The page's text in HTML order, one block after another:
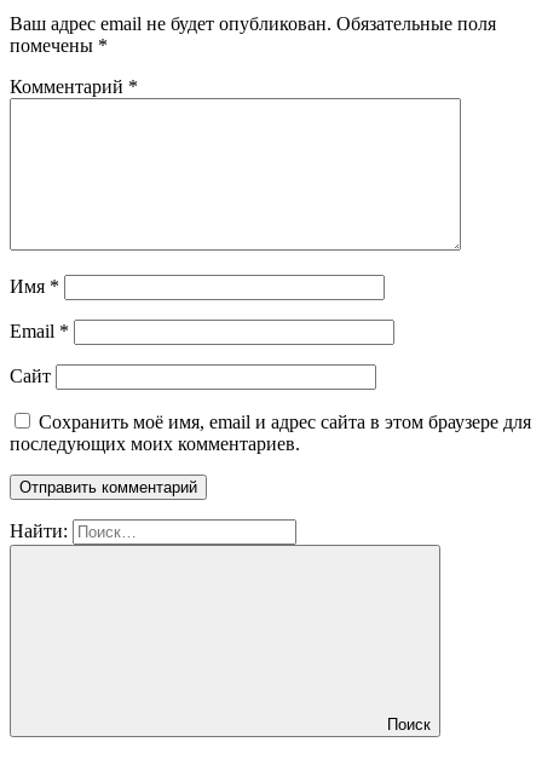
Ваш адрес email не будет опубликован. Обязательные поля
помечены *
Комментарий *
Имя *
Email *
Сайт
Сохранить моё имя, email и адрес сайта в этом браузере для
последующих моих комментариев.
Найти:
Поиск